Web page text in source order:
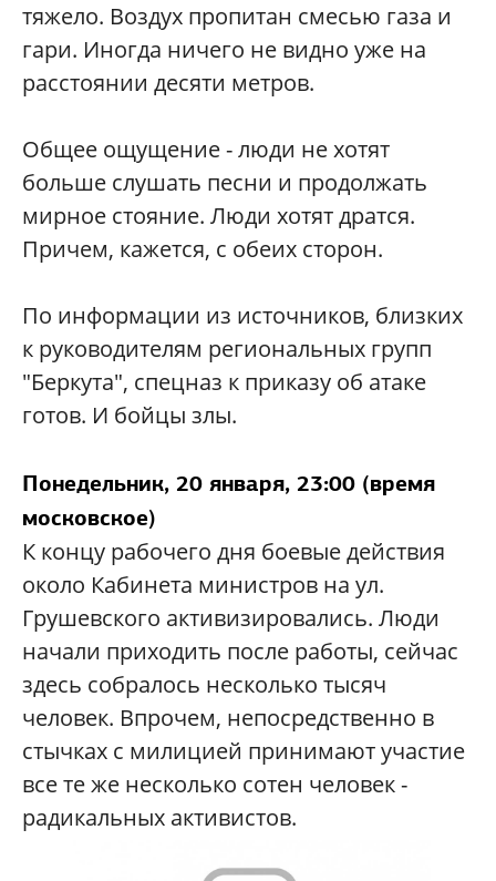
тяжело. Воздух пропитан смесью газа и
гари. Иногда ничего не видно уже на
расстоянии десяти метров.
Общее ощущение - люди не хотят
больше слушать песни и продолжать
мирное стояние. Люди хотят дратся.
Причем, кажется, с обеих сторон.
По информации из источников, близких
к руководителям региональных групп
"Беркута", спецназ к приказу об атаке
готов. И бойцы злы.
Понедельник, 20 января, 23:00 (время
московское)
К концу рабочего дня боевые действия
около Кабинета министров на ул.
Грушевского активизировались. Люди
начали приходить после работы, сейчас
здесь собралось несколько тысяч
человек. Впрочем, непосредственно в
стычках с милицией принимают участие
все те же несколько сотен человек -
радикальных активистов.